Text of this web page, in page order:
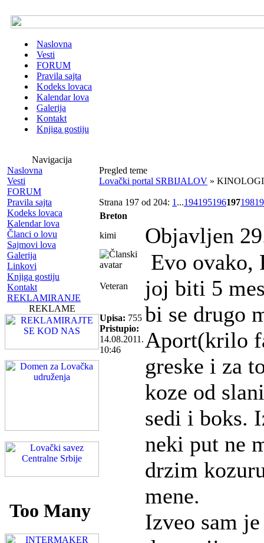
Naslovna
Vesti
FORUM
Pravila sajta
Kodeks lovaca
Kalendar lova
Galerija
Kontakt
Knjiga gostiju
Navigacija
Naslovna
Vesti
FORUM
Pravila sajta
Kodeks lovaca
Kalendar lova
Članci o lovu
Sajmovi lova
Galerija
Linkovi
Knjiga gostiju
Kontakt
REKLAMIRANJE
REKLAME
Pregled teme
Lovački portal SRBIJALOV »
Strana 197 od 204: 1 ...194195196197198
Breton
kimi
Objavljen
Veteran
Upisa: 755
Pristupio:
14.08.2011.
10:46
Evo ovako,
joj biti 5
bi se drugo
Aport(krilo
greske i za
koze od
sedi i boks.
neki put ne
drzim
mene.
Izveo sam